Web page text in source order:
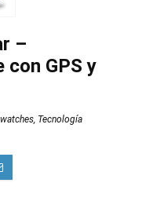
–
GPS y
Tecnología